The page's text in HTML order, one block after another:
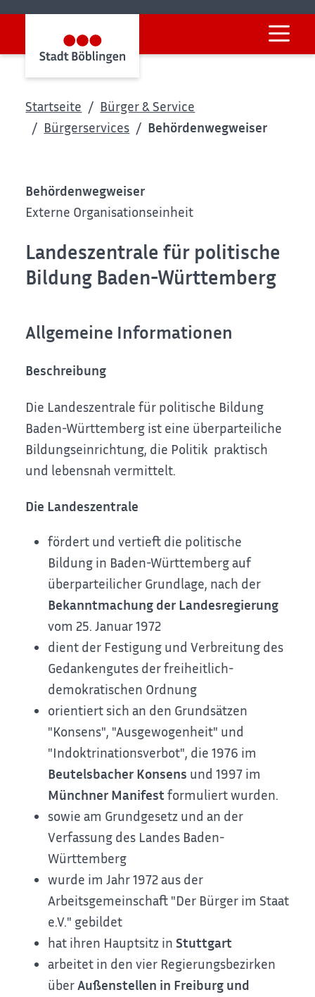
Startseite
Bürger & Service
Bürgerservices
Behördenwegweiser
Behördenwegweiser
Externe Organisationseinheit
Landeszentrale für politische
Bildung Baden-Württemberg
Allgemeine Informationen
Beschreibung
Die Landeszentrale für politische Bildung
Baden-Württemberg ist eine überparteiliche
Bildungseinrichtung, die Politik praktisch
und lebensnah vermittelt.
Die Landeszentrale
fördert und vertieft die politische
Bildung in Baden-Württemberg auf
überparteilicher Grundlage, nach der
Bekanntmachung der Landesregierung
vom 25. Januar 1972
dient der Festigung und Verbreitung des
Gedankengutes der freiheitlich-
demokratischen Ordnung
orientiert sich an den Grundsätzen
"Konsens", "Ausgewogenheit" und
"Indoktrinationsverbot", die 1976 im
Beutelsbacher Konsens und 1997 im
Münchner Manifest formuliert wurden.
sowie am Grundgesetz und an der
Verfassung des Landes Baden-
Württemberg
wurde im Jahr 1972 aus der
Arbeitsgemeinschaft "Der Bürger im Staat
e.V." gebildet
hat ihren Hauptsitz inStuttgart
arbeitet in den vier Regierungsbezirken
überAußenstellen in Freiburg und